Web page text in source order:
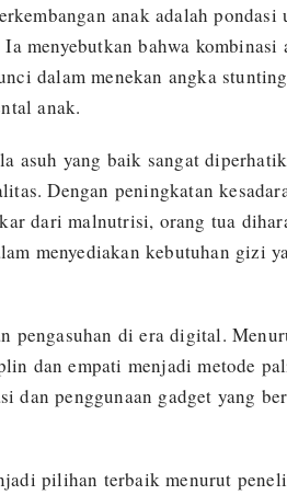
anak adalah pondasi
menyebutkan bahwa
dalam menekan angka
anak.
asuh yang baik sangat
Dengan peningkatan
dari malnutrisi, orang tua
menyediakan kebutuhan gizi
pengasuhan di era digital.
dan empati menjadi metode
dan penggunaan gadget yang
pilihan terbaik menurut